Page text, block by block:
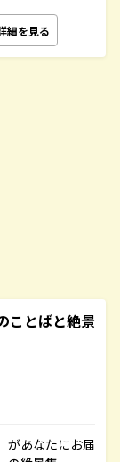
細を見る
ことばと絶景
があなたにお届